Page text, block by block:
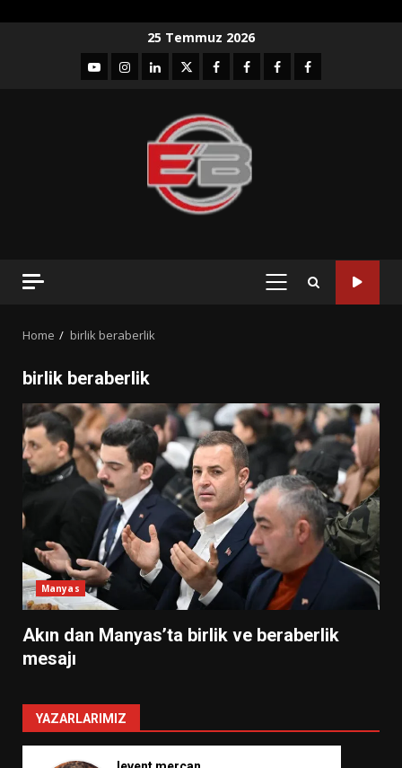
25 Temmuz 2026
YouTubeInstagram
LinkedIntwitterfacebook-Facebook-
Facebook-Facebook-
PRIMARY
Home birlik beraberlik
birlik beraberlik
Manyas
Akın dan Manyas’ta birlik ve beraberlik
mesajı
YAZARLARIMIZ